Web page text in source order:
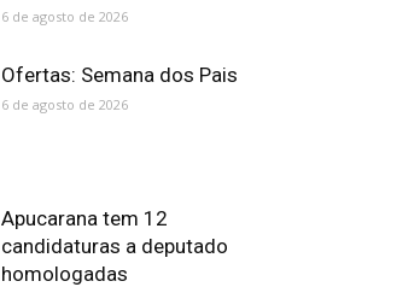
6 de agosto de 2026
Ofertas: Semana dos Pais
6 de agosto de 2026
Apucarana tem 12
candidaturas a deputado
homologadas